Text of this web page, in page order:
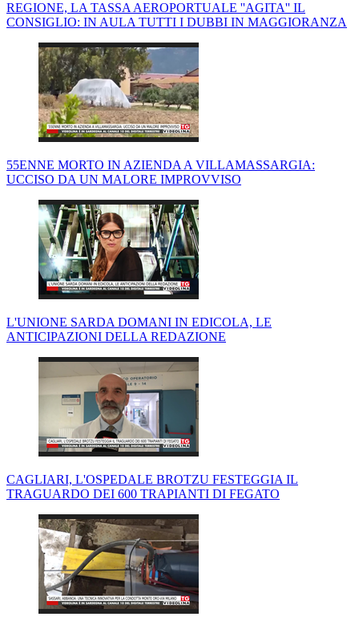
REGIONE, LA TASSA AEROPORTUALE ''AGITA'' IL
CONSIGLIO: IN AULA TUTTI I DUBBI IN MAGGIORANZA
55ENNE MORTO IN AZIENDA A VILLAMASSARGIA:
UCCISO DA UN MALORE IMPROVVISO
L'UNIONE SARDA DOMANI IN EDICOLA, LE
ANTICIPAZIONI DELLA REDAZIONE
CAGLIARI, L'OSPEDALE BROTZU FESTEGGIA IL
TRAGUARDO DEI 600 TRAPIANTI DI FEGATO